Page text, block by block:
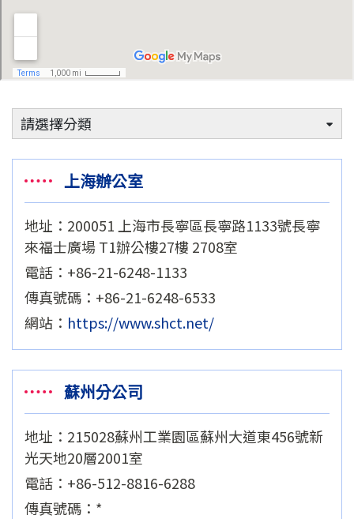
請選擇分類
上海辦公室
地址：200051 上海市長寧區長寧路1133號長寧
來福士廣場 T1辦公樓27樓 2708室
電話：+86-21-6248-1133
傳真號碼：+86-21-6248-6533
網站： https://www.shct.net/
蘇州分公司
地址：215028蘇州工業園區蘇州大道東456號新
光天地20層2001室
電話：+86-512-8816-6288
傳真號碼：*